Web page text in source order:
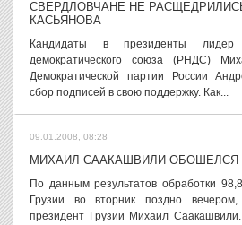
СВЕРДЛОВЧАНЕ НЕ
КАСЬЯНОВА
Кандидаты в президенты лидер
демократического союза (РНДС)
Демократической партии России
сбор подписей в свою поддержку. Как...
09.01.2008, 08:28
МИХАИЛ СААКАШВИЛИ ОБОШЕЛСЯ
По данным результатов обработки
Грузии во вторник поздно
президент Грузии Михаил